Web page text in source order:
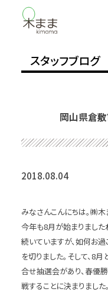
スタッフブログ
岡山県倉
2018.08.04
みなさんこんにちは。㈱木
今年も8月が始まりました
続いていますが、如何お
を切りました。そして、8
合せ抽選会があり、春優
戦することに決まりまし